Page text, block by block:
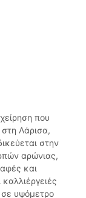
που
Λάρισα,
στην
αρώνιας,
και
καλλιέργειές
σε υψόμετρο